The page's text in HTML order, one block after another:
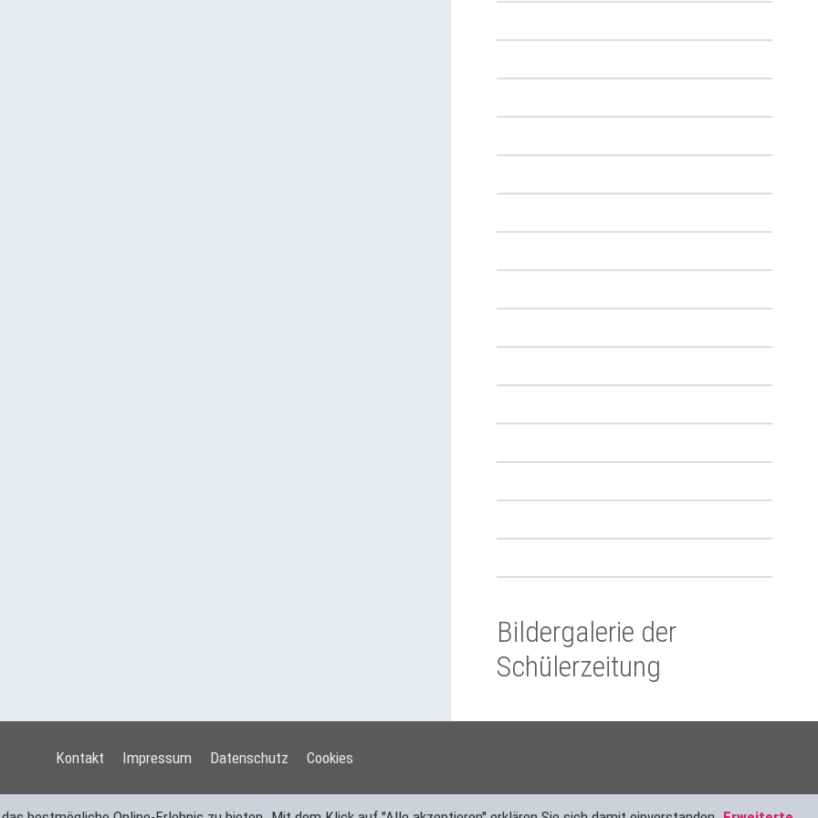
Bildergalerie der
Schülerzeitung
Kontakt Impressum Datenschutz Cookies